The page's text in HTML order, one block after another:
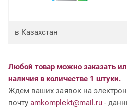
в Казахстан
Любой товар можно заказать
наличия в количестве 1 штуки.
Ждем ваших заявок на
почту amkomplekt@mail.ru -